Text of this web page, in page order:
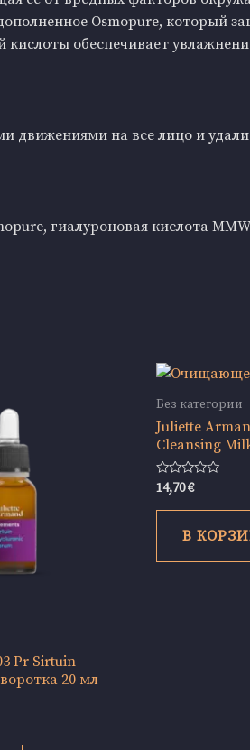
Osmopure, который
обеспечивает
движениями на все лицо и
гиалуроновая кислота MMW
Pr Sirtuin
20 мл
Без категории
Juliette
Cleansing
Оценка
из
14,70€
В